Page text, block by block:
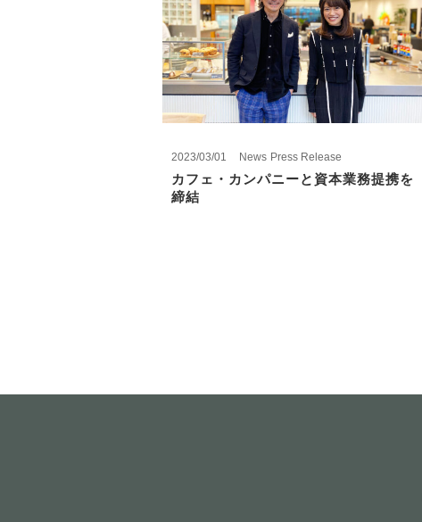
2023/03/01 News Press Release
カフェ・カンパニーと資本業務提携を
締結